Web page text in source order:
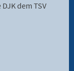
dem TSV